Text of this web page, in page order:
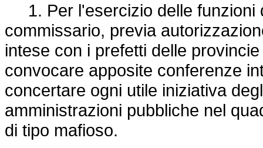
1. Per l'esercizio delle funzioni
commissario, previa
intese con i prefetti delle
convocare apposite conferenze
concertare ogni utile iniziativa
amministrazioni pubbliche nel
di tipo mafioso.